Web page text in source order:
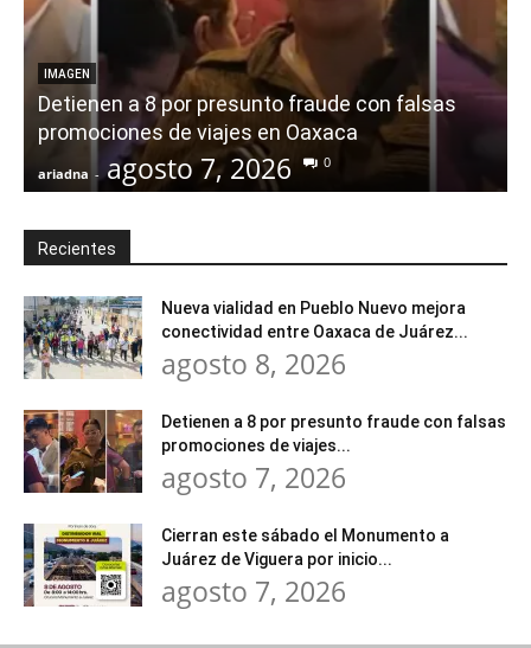
IMAGEN
Detienen a 8 por presunto fraude con falsas
promociones de viajes en Oaxaca
ariadna - agosto 7, 2026 0
Recientes
Nueva vialidad en Pueblo Nuevo mejora
conectividad entre Oaxaca de Juárez...
agosto 8, 2026
Detienen a 8 por presunto fraude con falsas
promociones de viajes...
agosto 7, 2026
Cierran este sábado el Monumento a
Juárez de Viguera por inicio...
agosto 7, 2026